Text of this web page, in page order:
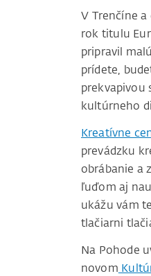
V Trenčíne
rok titulu
pripravil
prídete,
prekvapivou
kultúrneho
Kreatívne
prevádzku
obrábanie a
ľuďom aj
ukážu vám
tlačiarni
Na Pohode
novom